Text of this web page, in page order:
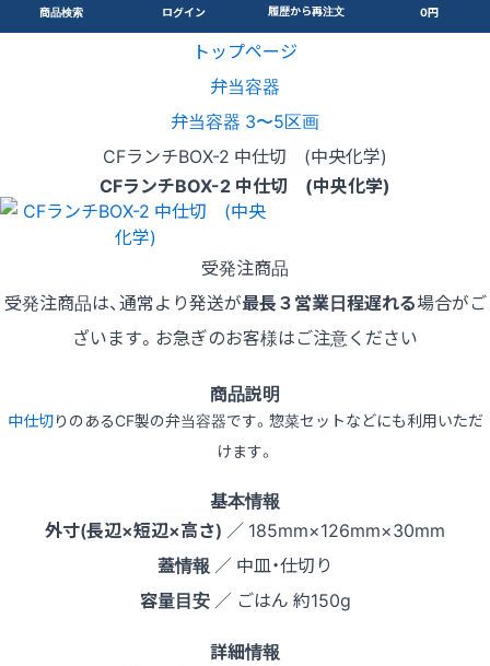
商品検索 ログイン 履歴から再注文
0円
トップページ
弁当容器
弁当容器 3〜5区画
CFランチBOX-2 中仕切 (中央化学)
CFランチBOX-2 中仕切 (中央化学)
受発注商品
受発注商品は、通常より発送が最長３営業日程遅れる場合がご
ざいます。お急ぎのお客様はご注意ください
商品説明
中仕切りのあるCF製の弁当容器です。惣菜セットなどにも利用いただ
けます。
基本情報
外寸(長辺×短辺×高さ) ／ 185mm×126mm×30mm
蓋情報 ／ 中皿・仕切り
容量目安／ ごはん 約150g
詳細情報